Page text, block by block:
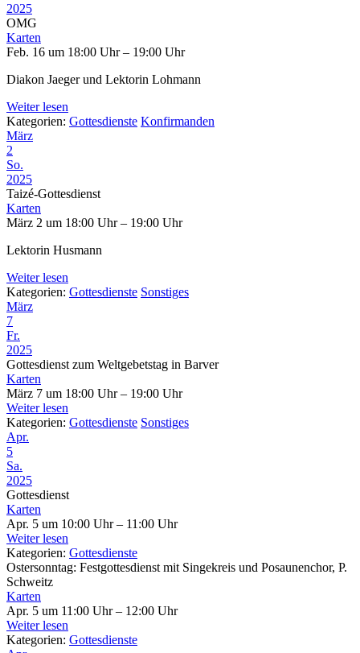
2025
OMG
Karten
Feb. 16 um 18:00 Uhr – 19:00 Uhr
Diakon Jaeger und Lektorin Lohmann
Weiter lesen
Kategorien: Gottesdienste Konfirmanden
März
2
So.
2025
Taizé-Gottesdienst
Karten
März 2 um 18:00 Uhr – 19:00 Uhr
Lektorin Husmann
Weiter lesen
Kategorien: Gottesdienste Sonstiges
März
7
Fr.
2025
Gottesdienst zum Weltgebetstag in Barver
Karten
März 7 um 18:00 Uhr – 19:00 Uhr
Weiter lesen
Kategorien: Gottesdienste Sonstiges
Apr.
5
Sa.
2025
Gottesdienst
Karten
Apr. 5 um 10:00 Uhr – 11:00 Uhr
Weiter lesen
Kategorien: Gottesdienste
Ostersonntag: Festgottesdienst mit Singekreis und Posaunenchor, P.
Schweitz
Karten
Apr. 5 um 11:00 Uhr – 12:00 Uhr
Weiter lesen
Kategorien: Gottesdienste